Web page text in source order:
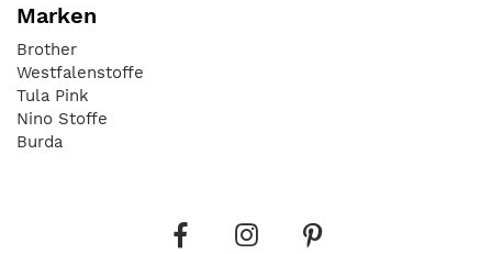
Marken
Brother
Westfalenstoffe
Tula Pink
Nino Stoffe
Burda